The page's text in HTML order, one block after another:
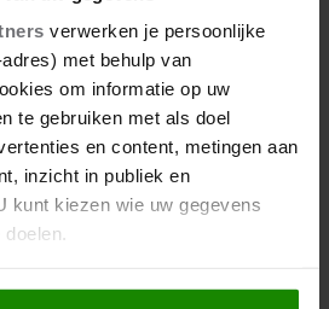
verwerken je persoonlijke
met behulp van
om informatie op uw
te gebruiken met als doel
en content, metingen aan
inzicht in publiek en
kunt kiezen wie uw gegevens
we ook graag:
BELOFTE
NA MEGXIT
website is nog steeds
om 'Sussex Royal' niet te
Ook is de pagina 'Dienst aan
sinds de dood van de